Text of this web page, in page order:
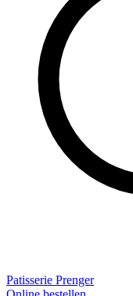
Patisserie Prenger